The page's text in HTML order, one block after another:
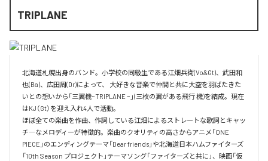
TRIPLANE
北海道札幌出身のバンド。小学校の同級生である江畑兵衛(Vo&Gt)、武田和
也(Ba)、広田周(Dr)によって、 大好きな音楽で仲間と共に大空を羽ばたきた
いとの想いから「三翼機~TRIPLANE ~」(三枚の翼がある飛行 機)を結成。現在
はKJ（Gt）を迎え入れ4人で活動。
ほぼ全ての楽曲を作曲、作詞している江畑によるストレートな歌詞とキャッ
チ―なメロディーが特徴的。楽曲のクオリティの高さからアニメ「ONE
PIECE」のエンディングテーマ「Dear friends」や北海道日本ハムファイターズ
「10th Season プロジェクト」テーマソング「ファイターズと共に」、映画「仮